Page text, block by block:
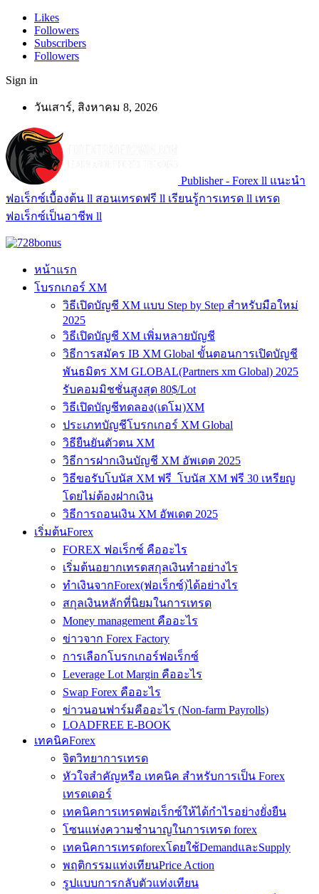
Likes
Followers
Subscribers
Followers
Sign in
วันเสาร์, สิงหาคม 8, 2026
Publisher - Forex ll แนะนำ
ฟอเร็กซ์เบื้องต้น ll สอนเทรดฟรี ll เรียนรู้การเทรด ll เทรด
ฟอเร็กซ์เป็นอาชีพ ll
หน้าแรก
โบรกเกอร์ XM
วิธีเปิดบัญชี XM แบบ Step by Step สำหรับมือใหม่
2025
วิธีเปิดบัญชี XM เพิ่มหลายบัญชี
วิธีการสมัคร IB XM Global ขั้นตอนการเปิดบัญชี
พันธมิตร XM GLOBAL(Partners xm Global) 2025
รับคอมมิชชั่นสูงสุด 80$/Lot
วิธีเปิดบัญชีทดลอง(เดโม)XM
ประเภทบัญชีโบรกเกอร์ XM Global
วิธียืนยันตัวตน XM
วิธีการฝากเงินบัญชี XM อัพเดต 2025
วิธีขอรับโบนัส XM ฟรี โบนัส XM ฟรี 30 เหรียญ
โดยไม่ต้องฝากเงิน
วิธีการถอนเงิน XM อัพเดต 2025
เริ่มต้นForex
FOREX ฟอเร็กซ์ คืออะไร
เริ่มต้นอยากเทรดสกุลเงินทำอย่างไร
ทำเงินจากForex(ฟอเร็กซ์)ได้อย่างไร
สกุลเงินหลักที่นิยมในการเทรด
Money management คืออะไร
ข่าวจาก Forex Factory
การเลือกโบรกเกอร์ฟอเร็กซ์
Leverage Lot Margin คืออะไร
Swap Forex คืออะไร
ข่าวนอนฟาร์มคืออะไร (Non-farm Payrolls)
LOADFREE E-BOOK
เทคนิคForex
จิตวิทยาการเทรด
หัวใจสำคัญหรือ เทคนิค สำหรับการเป็น Forex
เทรดเดอร์
เทคนิคการเทรดฟอเร็กซ์ให้ได้กำไรอย่างยั่งยืน
โซนแห่งความชำนาญในการเทรด forex
เทคนิคการเทรดforexโดยใช้DemandและSupply
พฤติกรรมแท่งเทียนPrice Action
รูปแบบการกลับตัวแท่งเทียน